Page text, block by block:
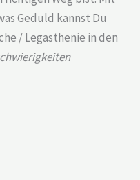
Geduld kannst Du
/ Legasthenie in den